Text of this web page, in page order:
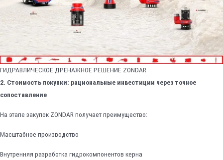
ГИДРАВЛИЧЕСКОЕ ДРЕНАЖНОЕ РЕШЕНИЕ ZONDAR
2. Стоимость покупки: рациональные инвестиции через точное
сопоставление
На этапе закупок ZONDAR получает преимущество:
Масштабное производство
Внутренняя разработка гидрокомпонентов керна